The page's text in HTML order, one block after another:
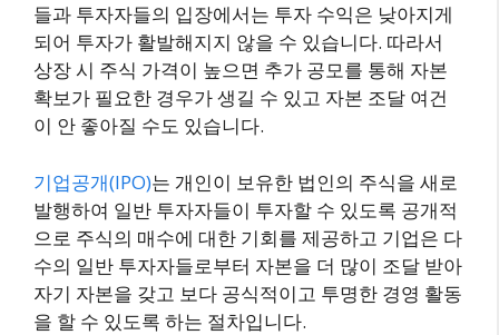
들과 투자자들의 입장에서는 투자 수익은 낮아지게
되어 투자가 활발해지지 않을 수 있습니다. 따라서
상장 시 주식 가격이 높으면 추가 공모를 통해 자본
확보가 필요한 경우가 생길 수 있고 자본 조달 여건
이 안 좋아질 수도 있습니다.
기업공개(IPO)는 개인이 보유한 법인의 주식을 새로
발행하여 일반 투자자들이 투자할 수 있도록 공개적
으로 주식의 매수에 대한 기회를 제공하고 기업은 다
수의 일반 투자자들로부터 자본을 더 많이 조달 받아
자기 자본을 갖고 보다 공식적이고 투명한 경영 활동
을 할 수 있도록 하는 절차입니다.